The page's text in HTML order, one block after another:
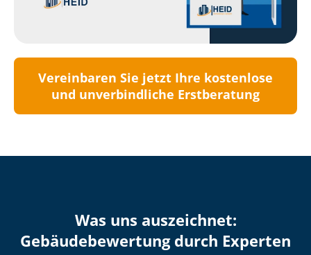
Vereinbaren Sie jetzt Ihre kostenlose
und unverbindliche Erstberatung
Was uns auszeichnet:
Ge­bäu­de­be­wer­tung durch Experten